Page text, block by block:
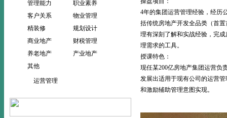
管理能力
职业素养
客户关系
物业管理
精装修
规划设计
商业地产
财税管理
养老地产
产业地产
其他
运营管理
4年的集团运营管理经验，经历
括传统房地产开发全品类（首
理有深刻了解和实战经验，完
理需求的工具。
授课特色：
现任某200亿房地产集团运营负
发展出适用于现有公司的运营
和激励辅助管理意图实现。